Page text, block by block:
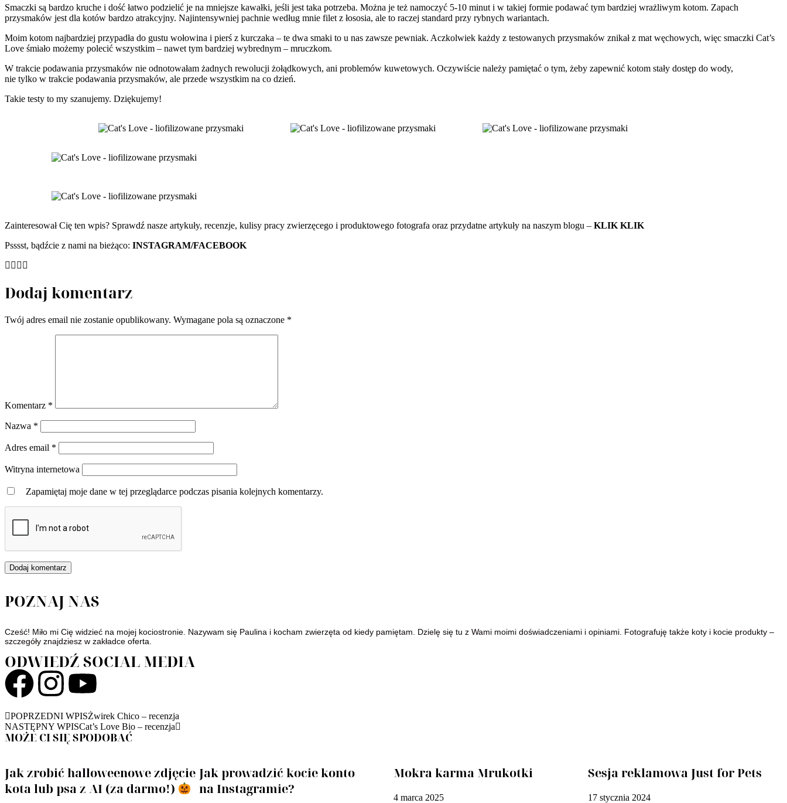
Smaczki są bardzo kruche i dość łatwo podzielić je na mniejsze kawałki, jeśli jest taka potrzeba. Można je też namoczyć 5-10 minut i w takiej formie podawać tym bardziej wrażliwym kotom. Zapach
przysmaków jest dla kotów bardzo atrakcyjny. Najintensywniej pachnie według mnie filet z łososia, ale to raczej standard przy rybnych wariantach.
Moim kotom najbardziej przypadła do gustu wołowina i pierś z kurczaka – te dwa smaki to u nas zawsze pewniak. Aczkolwiek każdy z testowanych przysmaków znikał z mat węchowych, więc smaczki Cat’s
Love śmiało możemy polecić wszystkim – nawet tym bardziej wybrednym – mruczkom.
W trakcie podawania przysmaków nie odnotowałam żadnych rewolucji żołądkowych, ani problemów kuwetowych. Oczywiście należy pamiętać o tym, żeby zapewnić kotom stały dostęp do wody,
nie tylko w trakcie podawania przysmaków, ale przede wszystkim na co dzień.
Takie testy to my szanujemy. Dziękujemy!
Zainteresował Cię ten wpis? Sprawdź nasze artykuły, recenzje, kulisy pracy zwierzęcego i produktowego fotografa oraz przydatne artykuły na naszym blogu – KLIK KLIK
Psssst, bądźcie z nami na bieżąco: INSTAGRAM/FACEBOOK
Dodaj komentarz
Twój adres email nie zostanie opublikowany. Wymagane pola są oznaczone *
Komentarz *
Nazwa *
Adres email *
Witryna internetowa
Zapamiętaj moje dane w tej przeglądarce podczas pisania kolejnych komentarzy.
POZNAJ NAS
Cześć! Miło mi Cię widzieć na mojej kociostronie. Nazywam się Paulina i kocham zwierzęta od kiedy pamiętam. Dzielę się tu z Wami moimi doświadczeniami i opiniami. Fotografuję także koty i kocie produkty –
szczegóły znajdziesz w zakładce oferta
ODWIEDŹ SOCIAL MEDIA
POPRZEDNI WPISŻwirek Chico – recenzja
NASTĘPNY WPISCat’s Love Bio – recenzja
MOŻE CI SIĘ SPODOBAĆ
Jak zrobić halloweenowe zdjęcie
kota lub psa z AI (za darmo!)
Jak prowadzić kocie konto
na Instagramie?
Mokra karma Mrukotki
4 marca 2025
Sesja reklamowa Just for Pets
17 stycznia 2024